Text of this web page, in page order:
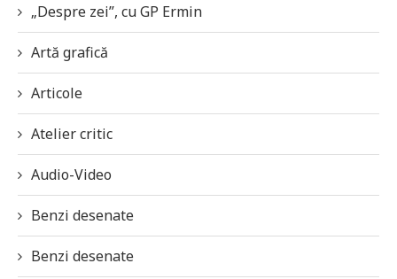
„Despre zei”, cu GP Ermin
Artă grafică
Articole
Atelier critic
Audio-Video
Benzi desenate
Benzi desenate